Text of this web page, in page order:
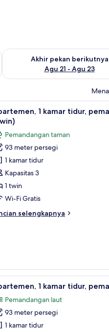
Agu 14 - Agu 16
Akhir pekan berikutnya
Agu 21 - Agu 23
Periksa ketersediaan untuk
kerja
6
1 kamar tidur,
Pemandangan taman
93 meter persegi
1 kamar tidur
Kapasitas 3
1 twin
Wi-Fi Gratis
selengkapnya
kerja
5 1 kamar tidur,
Pemandangan laut
93 meter persegi
1 kamar tidur